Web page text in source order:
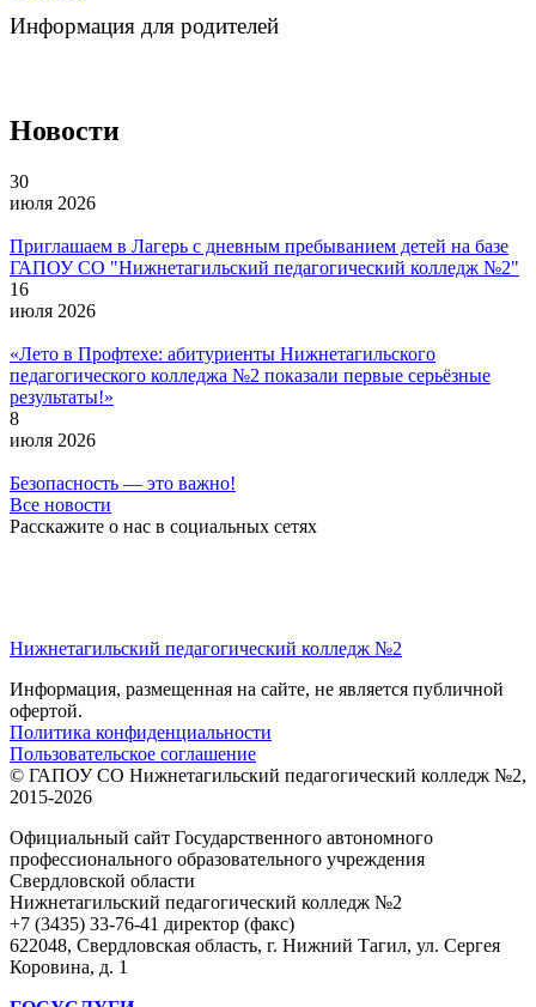
Информация для родителей
Новости
30
июля 2026
Приглашаем в Лагерь с дневным пребыванием детей на базе
ГАПОУ СО "Нижнетагильский педагогический колледж №2"
16
июля 2026
«Лето в Профтехе: абитуриенты Нижнетагильского
педагогического колледжа №2 показали первые серьёзные
результаты!»
8
июля 2026
Безопасность — это важно!
Все новости
Расскажите о нас в социальных сетях
Нижнетагильский педагогический колледж №2
Информация, размещенная на сайте, не является публичной
офертой.
Политика конфиденциальности
Пользовательское соглашение
© ГАПОУ СО Нижнетагильский педагогический колледж №2,
2015-2026
Официальный сайт Государственного автономного
профессионального образовательного учреждения
Свердловской области
Нижнетагильский педагогический колледж №2
+7 (3435) 33-76-41 директор (факс)
622048, Свердловская область, г. Нижний Тагил, ул. Сергея
Коровина, д. 1